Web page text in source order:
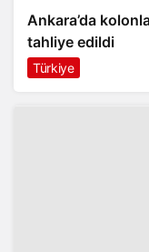
Ankara’da
tahliye edildi
Türkiye